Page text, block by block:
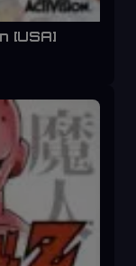
[USA]